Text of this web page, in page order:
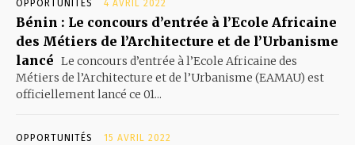
OPPORTUNITÉS 4 AVRIL 2022
Bénin : Le concours d’entrée à l’Ecole Africaine
des Métiers de l’Architecture et de l’Urbanisme
lancé Le concours d’entrée à l’Ecole Africaine des
Métiers de l’Architecture et de l’Urbanisme (EAMAU) est
officiellement lancé ce 01...
OPPORTUNITÉS 15 AVRIL 2022